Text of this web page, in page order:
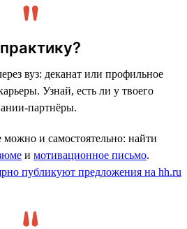
вуз: деканат или профильное
Узнай, есть ли у твоего
партнёры.
можно и самостоятельно: найти
и мотивационное письмо.
публикуют предложения на hh.ru